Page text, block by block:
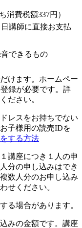
消費税額337円）
講師に直接お支払
できるもの
けます。ホームペー
録が必要です。詳
ださい。
レスをお持ちでない
子様用の読売IDを
する方法
講座につき１人の申
分の申し込みはでき
数人分のお申し込み
せください。
る場合があります。
みの金額です。講座